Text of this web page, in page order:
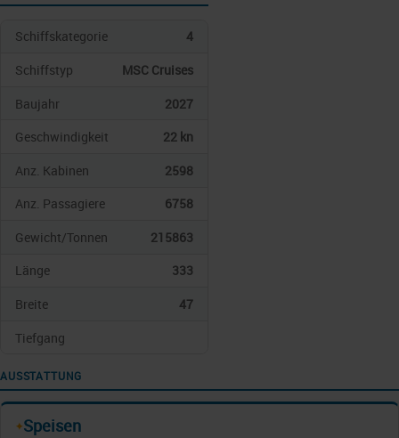
Schiffskategorie
4
Schiffstyp
MSC Cruises
Baujahr
2027
Geschwindigkeit
22 kn
Anz. Kabinen
2598
Anz. Passagiere
6758
Gewicht/Tonnen
215863
Länge
333
Breite
47
Tiefgang
AUSSTATTUNG
✦Speisen